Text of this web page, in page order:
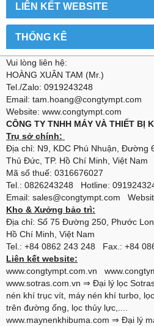
LIÊN KẾT WEBSITE
THỐNG KÊ
Vui lòng liên hệ:
HOÀNG XUÂN TAM (Mr.)
Tel./Zalo: 0919243248
Email: tam.hoang@congtympt.com
Website: www.congtympt.com
CÔNG TY TNHH MÁY VÀ THIẾT BỊ
Trụ sở chính:
Địa chỉ: N9, KDC Phú Nhuận, Đường
Thủ Đức, TP. Hồ Chí Minh, Việt Nam
Mã số thuế: 0316676027
Tel.: 0826243248 Hotline:
Email: sales@congtympt.com
Kho & Xưởng bảo trì:
Địa chỉ: Số 75 Đường 250, Phước
Hồ Chí Minh, Việt Nam
Tel.: +84 0862 243 248 Fax.: +84
Liên kết website:
www.congtympt.com.vn
www.sotras.com.vn ⇒ Đại lý lọc
nén khí trục vít, máy nén khí turbo,
trên đường ống, lọc thủy lực,....
www.maynenkhibuma.com ⇒ Đại lý